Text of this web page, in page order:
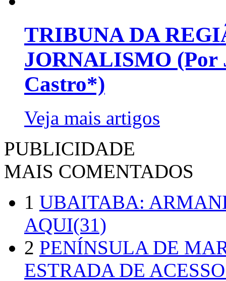
TRIBUNA DA
JORNALISMO (Por
Castro*)
Veja mais artigos
PUBLICIDADE
MAIS COMENTADOS
1 UBAITABA:
AQUI(31)
2 PENÍNSULA DE
ESTRADA DE